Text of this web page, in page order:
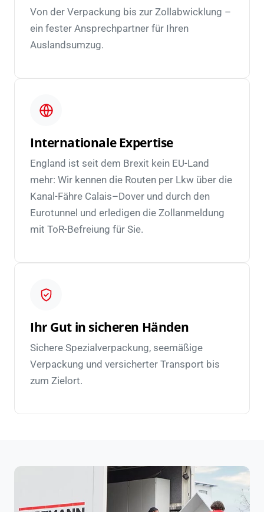
Von der Verpackung bis zur Zollabwicklung –
ein fester Ansprechpartner für Ihren
Auslandsumzug.
Internationale Expertise
England ist seit dem Brexit kein EU-Land
mehr: Wir kennen die Routen per Lkw über die
Kanal-Fähre Calais–Dover und durch den
Eurotunnel und erledigen die Zollanmeldung
mit ToR-Befreiung für Sie.
Ihr Gut in sicheren Händen
Sichere Spezialverpackung, seemäßige
Verpackung und versicherter Transport bis
zum Zielort.